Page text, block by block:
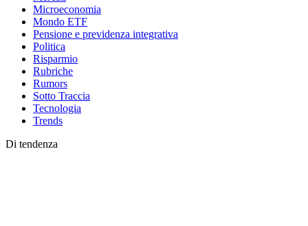
Microeconomia
Mondo ETF
Pensione e previdenza integrativa
Politica
Risparmio
Rubriche
Rumors
Sotto Traccia
Tecnologia
Trends
Di tendenza